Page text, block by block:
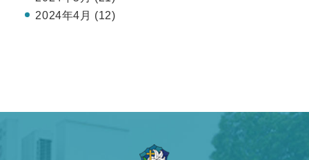
2024年4月 (12)